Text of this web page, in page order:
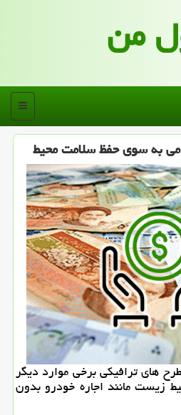
من
منو
به سوی حفظ سلامت محیط
های ترافیكی برخی موارد دیگر
زیست مانند اجاره خودرو بدون